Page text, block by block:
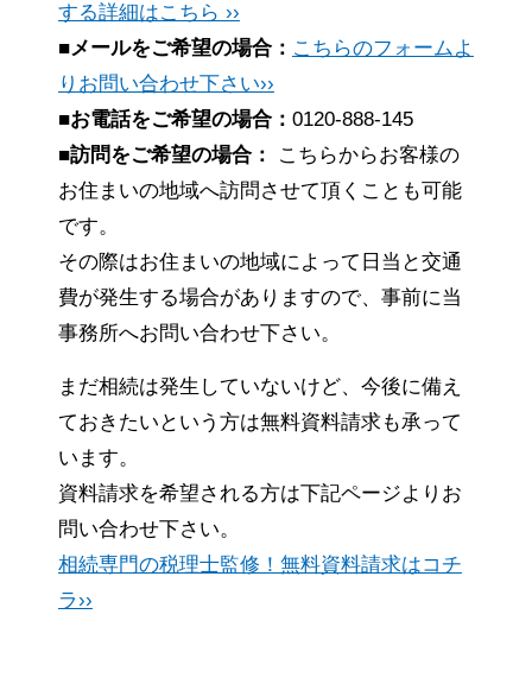
する詳細はこちら ››
■メールをご希望の場合： こちらのフォームよ
りお問い合わせ下さい››
■お電話をご希望の場合： 0120-888-145
■訪問をご希望の場合：
こちらからお客様の
お住まいの地域へ訪問させて頂くことも可能
です。
その際はお住まいの地域によって日当と交通
費が発生する場合がありますので、事前に当
事務所へお問い合わせ下さい。
まだ相続は発生していないけど、今後に備え
ておきたいという方は無料資料請求も承って
います。
資料請求を希望される方は下記ページよりお
問い合わせ下さい。
相続専門の税理士監修！無料資料請求はコチ
ラ››